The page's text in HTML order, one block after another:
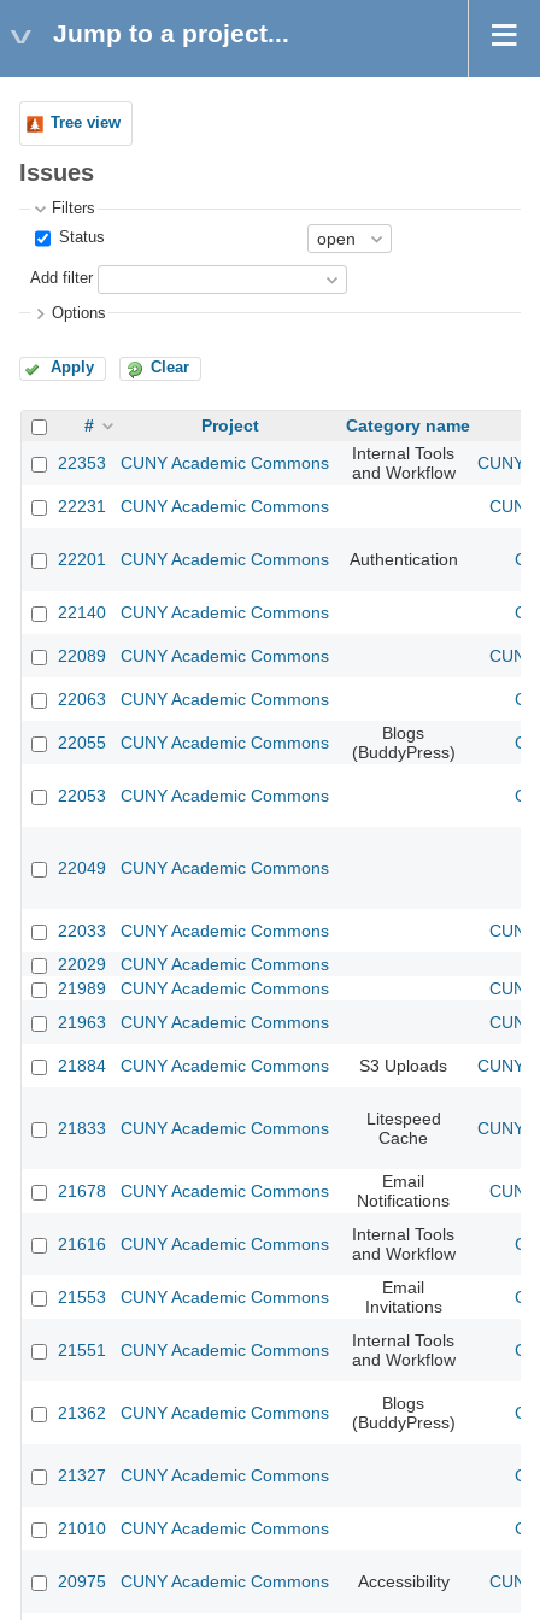
Jump to a project...
Tree view
Issues
Filters
Status
Add filter
Options
Apply Clear
# Project
Category name
22353
CUNY Academic Commons
Internal Tools
and Workflow
CUNY
22231 CUNY Academic Commons
22201 CUNY Academic Commons Authentication
22140 CUNY Academic Commons
22089 CUNY Academic Commons
22063 CUNY Academic Commons
22055 CUNY Academic Commons
Blogs
(BuddyPress)
22053 CUNY Academic Commons
22049 CUNY Academic Commons
22033 CUNY Academic Commons
22029
CUNY Academic Commons
21989
CUNY Academic Commons
21963
CUNY Academic Commons
21884 CUNY Academic Commons S3 Uploads CUNY
21833 CUNY Academic Commons
Litespeed
Cache
CUNY
21678 CUNY Academic Commons
Email
Notifications
21616 CUNY Academic Commons
Internal Tools
and Workflow
21553 CUNY Academic Commons
Email
Invitations
21551 CUNY Academic Commons
Internal Tools
and Workflow
21362 CUNY Academic Commons
Blogs
(BuddyPress)
21327 CUNY Academic Commons
21010 CUNY Academic Commons
20975 CUNY Academic Commons Accessibility